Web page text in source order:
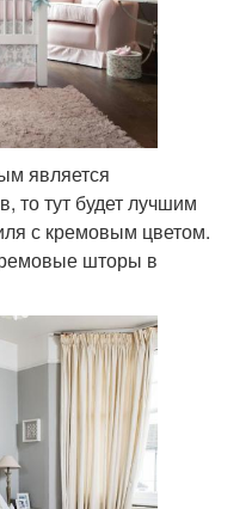
является
то тут будет лучшим
с кремовым цветом.
шторы в